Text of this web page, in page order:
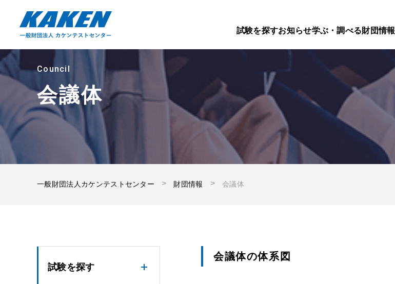
試験を探すお知らせ学ぶ・調べる財団情報
Council
会議体
一般財団法人カケンテストセンター 財団情報 会議体
試験を探す
会議体の体系図